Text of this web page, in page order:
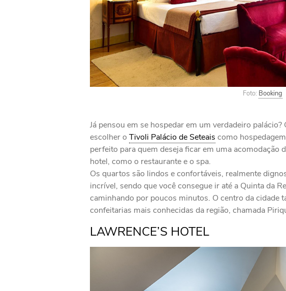
Foto: Booking
Já pensou em se hospedar em um verdadeiro
escolher o Tivoli Palácio de Seteais como
perfeito para quem deseja ficar em uma acomodação
hotel, como o restaurante e o spa.
Os quartos são lindos e confortáveis, realmente
incrível, sendo que você consegue ir até a Quinta da
caminhando por poucos minutos. O centro da cidade
confeitarias mais conhecidas da região, chamada
LAWRENCE’S HOTEL